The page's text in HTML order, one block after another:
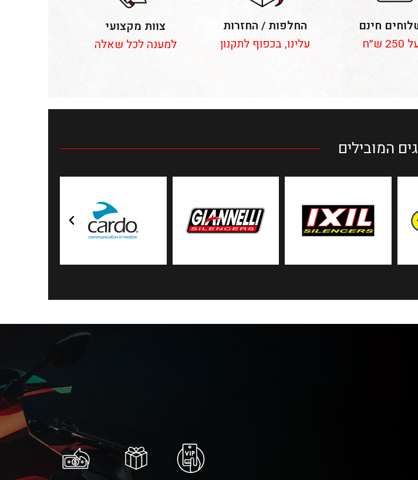
חינם
ש״ח
החלפות / החזרות
עלינו, בכפוף לתקנון
צוות מקצועי
למענה לכל שאלה
המובילים